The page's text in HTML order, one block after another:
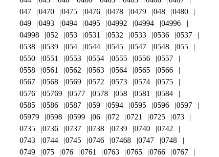
047
0470 0475 0476 0478 0479 048
0480
049
0493 0494 0495 04992 04994
04996
04998
052 053 0531 0532 0533 0536
0537
0538
0539 054 0544 0545 0547 0548
055
0550
0551 0553 0554 0555 0556
0557
0558
0561 0562 0563 0564 0565
0566
0567
0568 0569 0572 0573 0574
0575
0576
05769 0577 0578 058 0581
0584
0585
0586 0587 059 0594 0595 0596
0597
05979
0598 0599 06 072 0721 0725
073
0735
0736 0737 0738 0739 0740
0742
0743
0744 0745 0746 07468 0747
0748
0749
075 076 0761 0763 0765 0766
0767